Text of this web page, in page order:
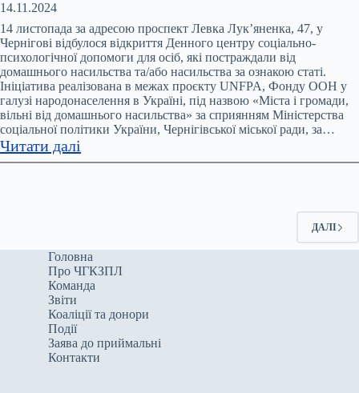
на
Чернігівщині
у
2024
році
зафіксували
7604
заяви
14.11.2024
14 листопада за адресою проспект Левка Лук’яненка, 47, у
Чернігові відбулося відкриття Денного центру соціально-
психологічної допомоги для осіб, які постраждали від
домашнього насильства та/або насильства за ознакою статі.
Ініціатива реалізована в межах проєкту UNFPA, Фонду ООН у
галузі народонаселення в Україні, під назвою «Міста і громади,
вільні від домашнього насильства» за сприянням Міністерства
соціальної політики України, Чернігівської міської ради, за…
Читати далі
У
соціально-
психологічної
допомоги
для
від
домашнього
ДАЛІ
Головна
Про ЧГКЗПЛ
Команда
Звіти
Коаліції та донори
Події
Заява до приймальні
Контакти